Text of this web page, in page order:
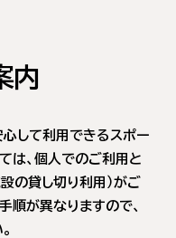
内
して利用できるスポー
は、個人でのご利用と
の貸し切り利用）がご
順が異なりますので、